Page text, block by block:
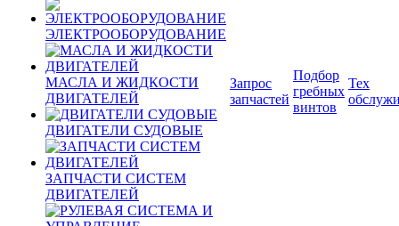
ЭЛЕКТРООБОРУДОВАНИЕ
МАСЛА И ЖИДКОСТИ
ДВИГАТЕЛЕЙ
ДВИГАТЕЛИ СУДОВЫЕ
ЗАПЧАСТИ СИСТЕМ
ДВИГАТЕЛЕЙ
Запрос
запчастей
Подбор
гребных
винтов
Тех